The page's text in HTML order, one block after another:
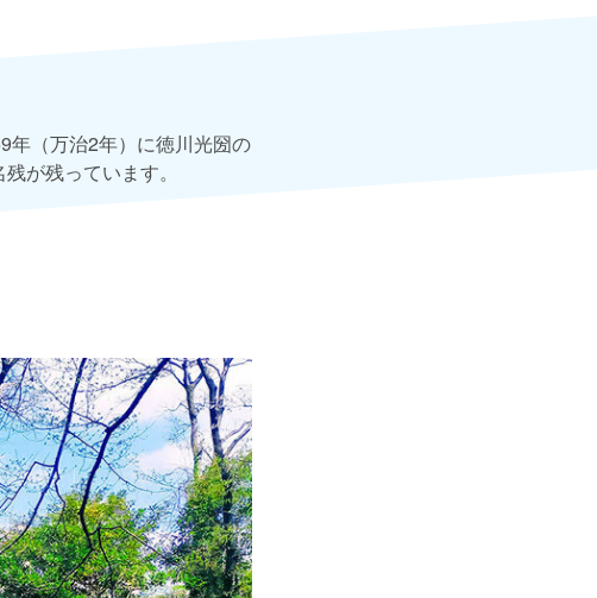
年（万治2年）に徳川光圀の
が残っています。